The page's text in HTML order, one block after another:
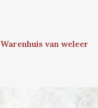
Warenhuis van weleer